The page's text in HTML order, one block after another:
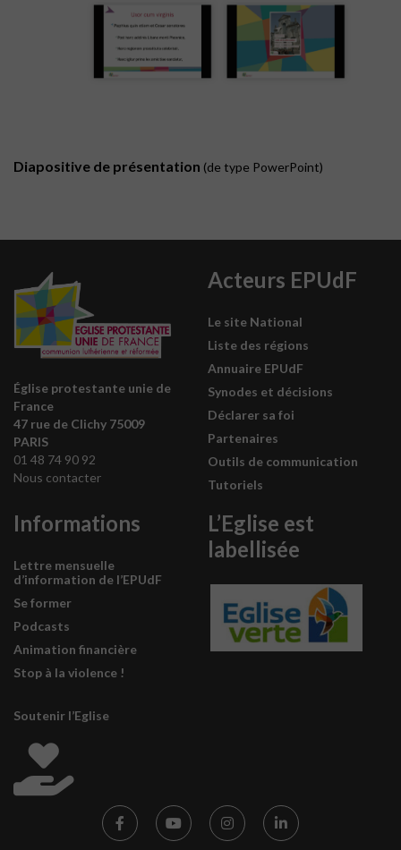
Diapositive de présentation (de type PowerPoint)
Église protestante unie de
France
47 rue de Clichy 75009
PARIS
01 48 74 90 92
Nous contacter
Acteurs EPUdF
Le site National
Liste des régions
Annuaire EPUdF
Synodes et décisions
Déclarer sa foi
Partenaires
Outils de communication
Tutoriels
Informations
Lettre mensuelle
d’information de l’EPUdF
Se former
Podcasts
Animation financière
Stop à la violence !
Soutenir l’Eglise
L’Eglise est
labellisée